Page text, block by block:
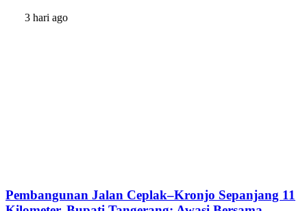
3 hari ago
Pembangunan Jalan Ceplak–Kronjo Sepanjang 11